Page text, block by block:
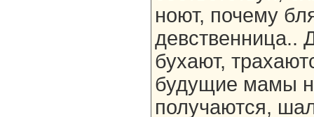
ноют, почему
девственница..
бухают,
будущие мамы
получаются,